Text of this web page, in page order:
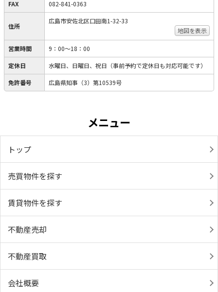
FAX 082-841-0363
住所
広島市安佐北区口田南1-32-33
地図を表示
営業時間 9：00～18：00
定休日 水曜日、日曜日、祝日（事前予約で定休日も対応可能です）
免許番号 広島県知事（3）第10539号
メニュー
トップ
売買物件を探す
賃貸物件を探す
不動産売却
不動産買取
会社概要